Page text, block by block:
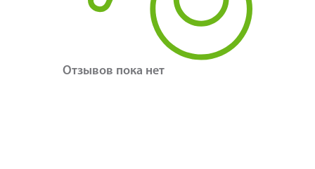
Отзывов пока нет